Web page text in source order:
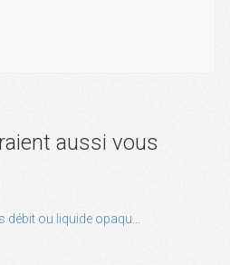
aussi vous
ou liquide opaqu...